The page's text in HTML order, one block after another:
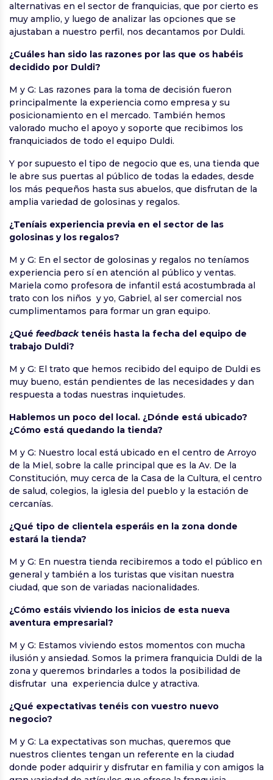
alternativas en el sector de franquicias, que por cierto es
muy amplio, y luego de analizar las opciones que se
ajustaban a nuestro perfil, nos decantamos por Duldi.
¿Cuáles han sido las razones por las que os habéis
decidido por Duldi?
M y G: Las razones para la toma de decisión fueron
principalmente la experiencia como empresa y su
posicionamiento en el mercado. También hemos
valorado mucho el apoyo y soporte que recibimos los
franquiciados de todo el equipo Duldi.
Y por supuesto el tipo de negocio que es, una tienda que
le abre sus puertas al público de todas la edades, desde
los más pequeños hasta sus abuelos, que disfrutan de la
amplia variedad de golosinas y regalos.
¿Teníais experiencia previa en el sector de las
golosinas y los regalos?
M y G: En el sector de golosinas y regalos no teníamos
experiencia pero sí en atención al público y ventas.
Mariela como profesora de infantil está acostumbrada al
trato con los niños y yo, Gabriel, al ser comercial nos
cumplimentamos para formar un gran equipo.
¿Qué feedbacktenéis hasta la fecha del equipo de
trabajo Duldi?
M y G: El trato que hemos recibido del equipo de Duldi es
muy bueno, están pendientes de las necesidades y dan
respuesta a todas nuestras inquietudes.
Hablemos un poco del local. ¿Dónde está ubicado?
¿Cómo está quedando la tienda?
M y G: Nuestro local está ubicado en el centro de Arroyo
de la Miel, sobre la calle principal que es la Av. De la
Constitución, muy cerca de la Casa de la Cultura, el centro
de salud, colegios, la iglesia del pueblo y la estación de
cercanías.
¿Qué tipo de clientela esperáis en la zona donde
estará la tienda?
M y G: En nuestra tienda recibiremos a todo el público en
general y también a los turistas que visitan nuestra
ciudad, que son de variadas nacionalidades.
¿Cómo estáis viviendo los inicios de esta nueva
aventura empresarial?
M y G: Estamos viviendo estos momentos con mucha
ilusión y ansiedad. Somos la primera franquicia Duldi de la
zona y queremos brindarles a todos la posibilidad de
disfrutar una experiencia dulce y atractiva.
¿Qué expectativas tenéis con vuestro nuevo
negocio?
M y G: La expectativas son muchas, queremos que
nuestros clientes tengan un referente en la ciudad
donde poder adquirir y disfrutar en familia y con amigos la